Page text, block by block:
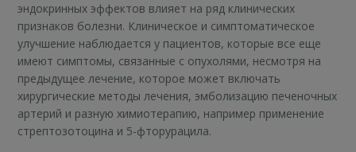
эндокринных эффектов влияет на ряд клинических
признаков болезни. Клиническое и симптоматическое
улучшение наблюдается у пациентов, которые все еще
имеют симптомы, связанные с опухолями, несмотря на
предыдущее лечение, которое может включать
хирургические методы лечения, эмболизацию печеночных
артерий и разную химиотерапию, например применение
стрептозотоцина и 5-фторурацила.